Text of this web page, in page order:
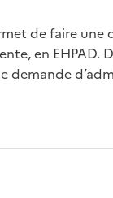
de faire une
en EHPAD.
demande